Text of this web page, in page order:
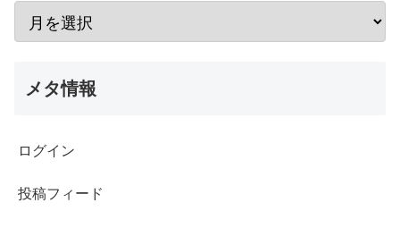
メタ情報
ログイン
投稿フィード